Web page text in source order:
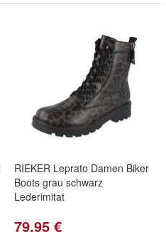
RIEKER Leprato Damen Biker
Boots grau schwarz
Lederimitat
79,95 €